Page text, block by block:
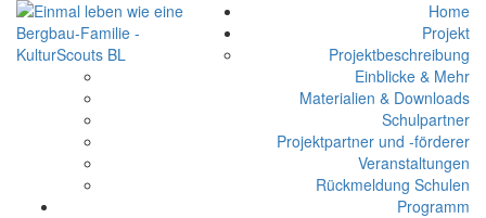
Home
Projekt
Projektbeschreibung
Einblicke & Mehr
Materialien & Downloads
Schulpartner
Projektpartner und -förderer
Veranstaltungen
Rückmeldung Schulen
Programm